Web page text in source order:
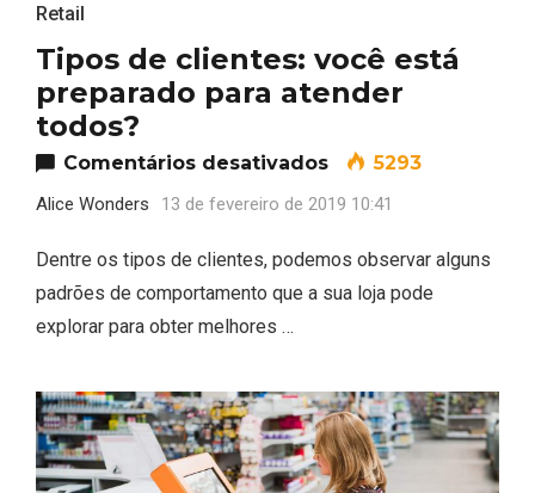
Retail
Tipos de clientes: você está
preparado para atender
todos?
Comentários desativadosem Tipos de
5293
Alice Wonders 13 de fevereiro de 2019 10:41
Dentre os tipos de clientes, podemos observar alguns
padrões de comportamento que a sua loja pode
explorar para obter melhores …